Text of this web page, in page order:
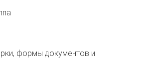
формы документов и